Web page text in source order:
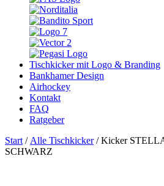
Tischkicker mit Logo & Branding
Bankhamer Design
Airhockey
Kontakt
FAQ
Ratgeber
Start / Alle Tischkicker/ Kicker
SCHWARZ